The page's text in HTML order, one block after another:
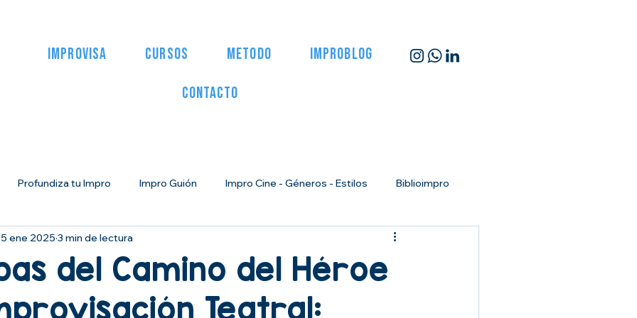
IMPROVISA CURSOS METODO IMPROBLOG
CONTACTO
Profundiza tu Impro Impro Guión Impro Cine - Géneros - Estilos Biblioimpro
Herramientas para Empresas Miedo a hablar en público
del Héroe: Narrativa impro Impro para la vida Curso de improvisación en Barcelona
del Camino del Héroe
Teatral:
ene 2025 3 min de lectura